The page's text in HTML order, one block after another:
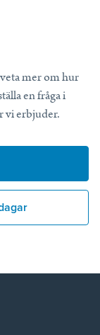
mer om hur
en fråga i
vi erbjuder.